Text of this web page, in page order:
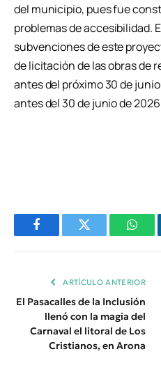
del municipio, pues fue
problemas de accesibilidad.
subvenciones de este
de licitación de las obras de
antes del próximo 30 de
antes del 30 de junio de
FacebookTwitter
ARTÍCULO ANTERIOR
El Pasacalles de la Inclusión
llenó con la magia del
Carnaval el litoral de Los
Cristianos, en Arona